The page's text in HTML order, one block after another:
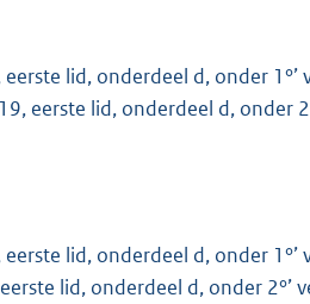
lid, onderdeel d, onder 1°’
eerste lid, onderdeel d, onder
lid, onderdeel d, onder 1°’
lid, onderdeel d, onder 2°’